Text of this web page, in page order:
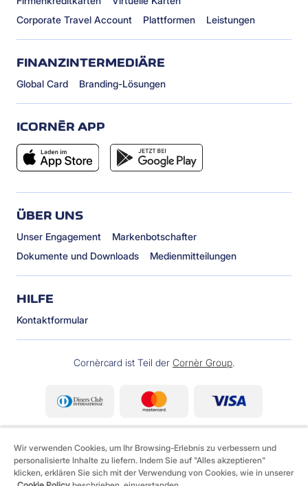
Corporate Travel Account
Plattformen Leistungen
FINANZINTERMEDIÄRE
Global Card Branding-Lösungen
ICORNÈR APP
ÜBER UNS
Unser Engagement
Markenbotschafter
Dokumente und Downloads
Medienmitteilungen
HILFE
Kontaktformular
Cornèrcard ist Teil der Cornèr Group.
Wir verwenden Cookies, um Ihr Browsing-Erlebnis zu verbessern und
personalisierte Inhalte zu liefern. Indem Sie auf "Alles akzeptieren"
klicken, erklären Sie sich mit der Verwendung von Cookies, wie in unserer